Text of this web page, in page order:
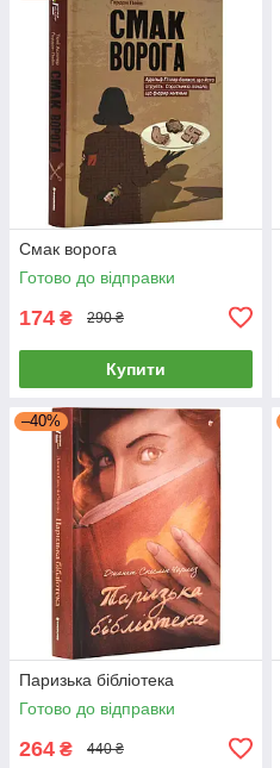
Смак ворога
Готово до відправки
174 ₴ 290 ₴
Купити
–40%
Паризька бібліотека
Готово до відправки
264 ₴ 440 ₴